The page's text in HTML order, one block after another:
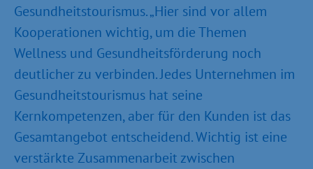
Gesundheitstourismus. „Hier sind vor allem
Kooperationen wichtig, um die Themen
Wellness und Gesundheitsförderung noch
deutlicher zu verbinden. Jedes Unternehmen im
Gesundheitstourismus hat seine
Kernkompetenzen, aber für den Kunden ist das
Gesamtangebot entscheidend. Wichtig ist eine
verstärkte Zusammenarbeit zwischen